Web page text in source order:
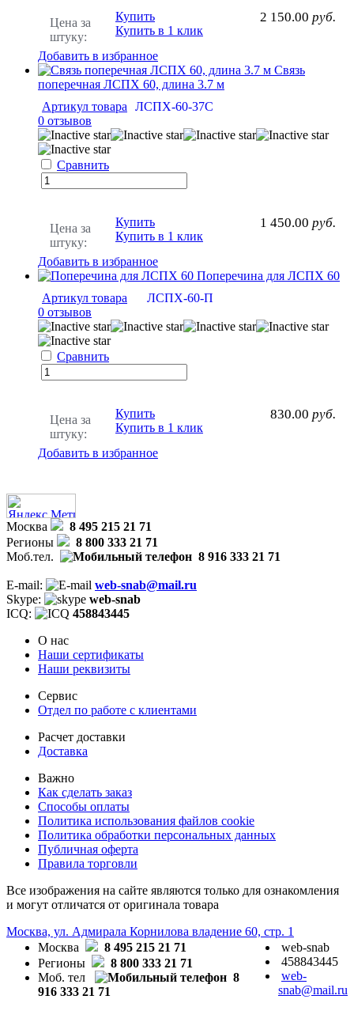
Цена за
штуку:
2 150.00 руб.
Купить
Купить в 1 клик
Добавить в избранное
Связь
поперечная ЛСПХ 60, длина 3.7 м
Артикул товара
ЛСПХ-60-37С
0 отзывов
Сравнить
Цена за
штуку:
1 450.00 руб.
Купить
Купить в 1 клик
Добавить в избранное
Поперечина для ЛСПХ 60
Артикул товара
ЛСПХ-60-П
0 отзывов
Сравнить
Цена за
штуку:
830.00 руб.
Купить
Купить в 1 клик
Добавить в избранное
Москва
8 495 215 21 71
Регионы
8 800 333 21 71
Моб.тел.
8 916 333 21 71
E-mail:
web-snab@mail.ru
Skype:
web-snab
ICQ:
458843445
О нас
Наши сертификаты
Наши реквизиты
Сервис
Отдел по работе с клиентами
Расчет доставки
Доставка
Важно
Как сделать заказ
Способы оплаты
Политика использования файлов cookie
Политика обработки персональных данных
Публичная оферта
Правила торговли
Все изображения на сайте являются только для ознакомления
и могут отличатся от оригинала товара
Москва, ул. Адмирала Корнилова владение 60, стр. 1
Москва
8 495 215 21 71
Регионы
8 800 333 21 71
Моб. тел
8
916 333 21 71
web-snab
458843445
web-
snab@mail.ru